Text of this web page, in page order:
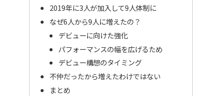
2019年に3人が加入して9人体制に
なぜ6人から9人に増えたの？
デビューに向けた強化
パフォーマンスの幅を広げるため
デビュー構想のタイミング
不仲だったから増えたわけではない
まとめ